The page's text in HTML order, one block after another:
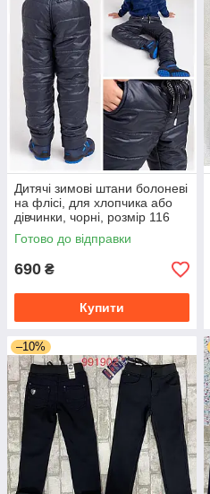
Дитячі зимові штани болоневі
на флісі, для хлопчика або
дівчинки, чорні, розмір 116
Готово до відправки
690 ₴
Купити
–10%